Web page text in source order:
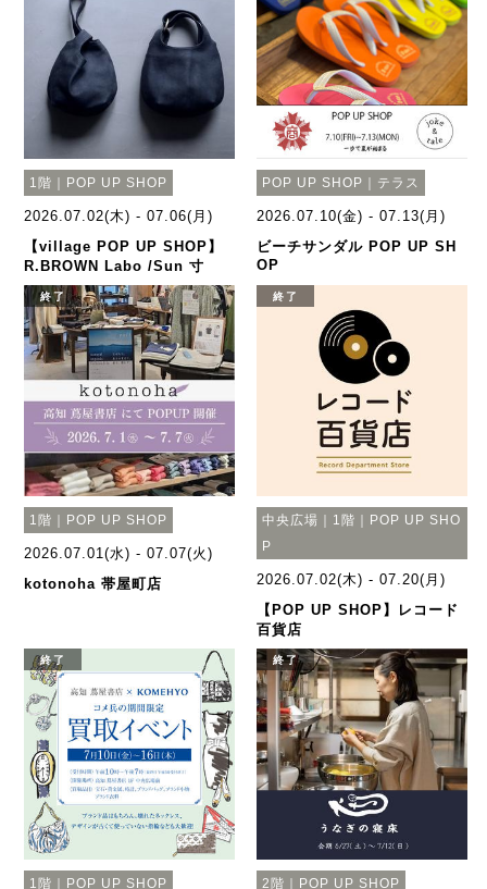
1階｜POP UP SHOP
2026.07.02(木) - 07.06(月)
【village POP UP SHOP】
R.BROWN Labo /Sun 寸
POP UP SHOP｜テラス
2026.07.10(金) - 07.13(月)
ビーチサンダル POP UP SH
OP
終了
1階｜POP UP SHOP
2026.07.01(水) - 07.07(火)
kotonoha 帯屋町店
終了
中央広場｜1階｜POP UP SHO
P
2026.07.02(木) - 07.20(月)
【POP UP SHOP】レコード
百貨店
終了
1階｜POP UP SHOP
終了
2階｜POP UP SHOP